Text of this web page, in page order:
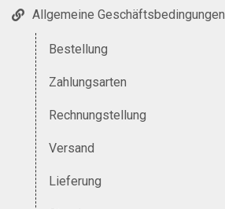
Allgemeine Geschäftsbedingungen
Bestellung
Zahlungsarten
Rechnungstellung
Versand
Lieferung